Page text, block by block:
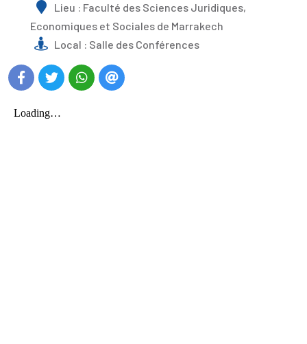
Lieu : Faculté des Sciences Juridiques,
Economiques et Sociales de Marrakech
Local : Salle des Conférences